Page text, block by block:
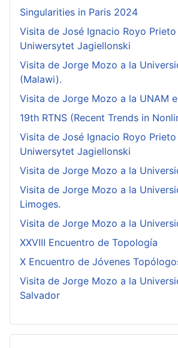
Singularities in Paris 2024
Visita de José Ignacio Royo Prieto
Uniwersytet Jagiellonski
Visita de Jorge Mozo a la
(Malawi).
Visita de Jorge Mozo a la UNAM
19th RTNS (Recent Trends in
Visita de José Ignacio Royo Prieto
Uniwersytet Jagiellonski
Visita de Jorge Mozo a la
Visita de Jorge Mozo a la
Limoges.
Visita de Jorge Mozo a la
XXVIII Encuentro de Topología
X Encuentro de Jóvenes
Visita de Jorge Mozo a la
Salvador